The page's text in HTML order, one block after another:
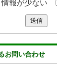
情報が少ない
送信
お問い合わせ